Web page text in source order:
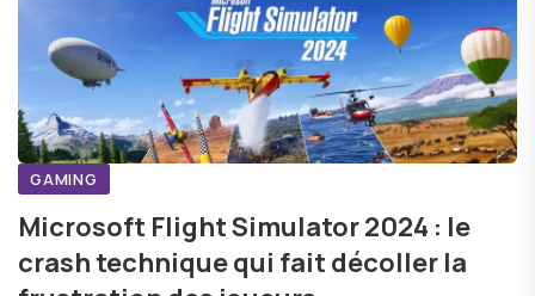
GAMING
Microsoft Flight Simulator 2024 : le
crash technique qui fait décoller la